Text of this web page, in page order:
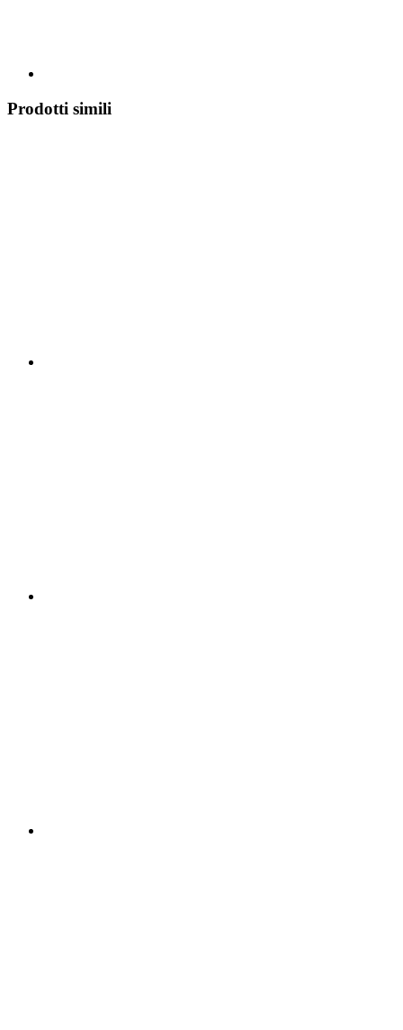
Prodotti simili